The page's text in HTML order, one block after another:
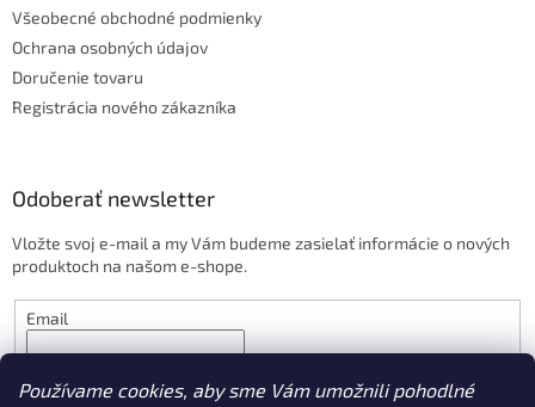
Používame cookies, aby sme Vám umožnili pohodlné
Všeobecné obchodné podmienky
Ochrana osobných údajov
Doručenie tovaru
Registrácia nového zákazníka
Odoberať newsletter
Vložte svoj e-mail a my Vám budeme zasielať informácie o nových
produktoch na našom e-shope.
Email
PRIHLÁSIŤ SA